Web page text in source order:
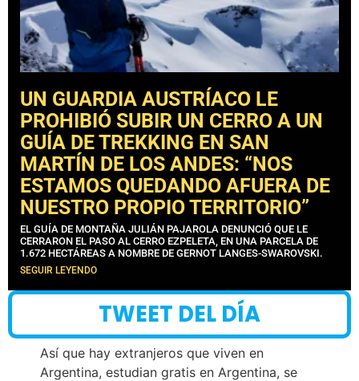
UN GUARDIA AUSTRÍACO LE
PROHIBIÓ SUBIR UN CERRO A UN
GUÍA DE TREKKING EN SAN
MARTÍN DE LOS ANDES: “NOS
ESTAMOS QUEDANDO AFUERA DE
NUESTRO PROPIO TERRITORIO”
EL GUÍA DE MONTAÑA JULIÁN PAJAROLA DENUNCIÓ QUE LE
CERRARON EL PASO AL CERRO EZPELETA, EN UNA PARCELA DE
1.672 HECTÁREAS A NOMBRE DE GERNOT LANGES-SWAROVSKI.
SEGUIR LEYENDO
TWEET DEL DÍA
Así que hay extranjeros que viven en
Argentina, estudian gratis en Argentina, se